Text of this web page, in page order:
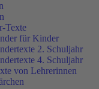
Texte
für Kinder
2. Schuljahr
4. Schuljahr
von Lehrerinnen